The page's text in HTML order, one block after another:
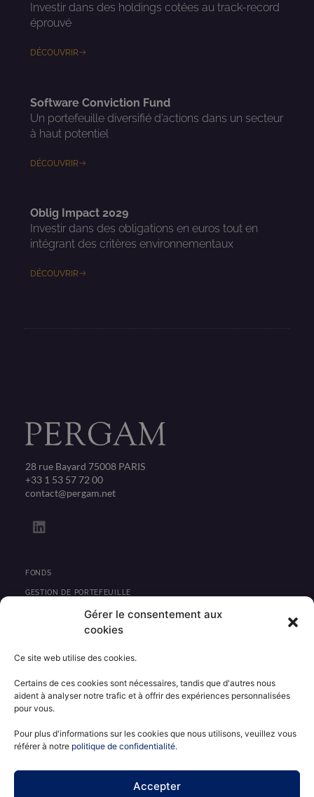
Gérer le consentement aux
cookies
Ce site web utilise des cookies.
Certains de ces cookies sont nécessaires, tandis que d'autres nous
aident à analyser notre trafic et à offrir des expériences personnalisées
pour vous.
Pour plus d'informations sur les cookies que nous utilisons, veuillez vous
référer à notre politique de confidentialité.
Accepter
Investir dans des holdings cotées au track-record
éprouvé
DÉCOUVRIR
Software Conviction Fund
Un portefeuille diversifié d’actions dans un secteur
à haut potentiel
DÉCOUVRIR
Oblig Impact 2029
Investir dans des obligations en euros tout en
intégrant des critères environnementaux
DÉCOUVRIR
28 rue Bayard 75008 PARIS
+33 1 53 57 72 00
contact@pergam.net
L
i
e
d
FONDS
GESTION DE PORTEFEUILLE
PRIVATE EQUITY
CONTACT
INFORMATIONS RÉGLEMENTAIRES
POLITIQUE DE CONFIDENTIALITÉ
ESPACE CLIENT